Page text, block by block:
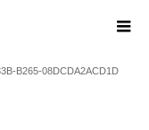
B265-08DCDA2ACD1D